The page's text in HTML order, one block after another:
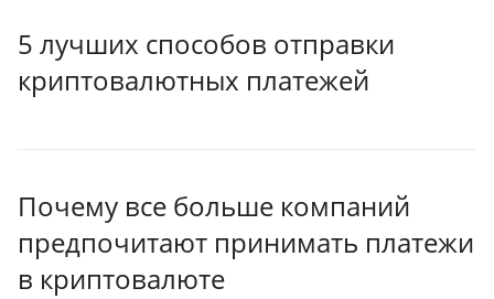
5 лучших способов отправки
криптовалютных платежей
Почему все больше компаний
предпочитают принимать платежи
в криптовалюте